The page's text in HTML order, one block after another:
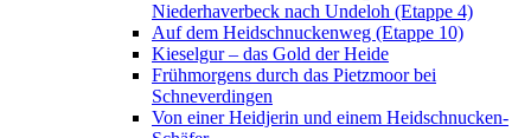
Niederhaverbeck nach Undeloh (Etappe 4)
Auf dem Heidschnuckenweg (Etappe 10)
Kieselgur – das Gold der Heide
Frühmorgens durch das Pietzmoor bei
Schneverdingen
Von einer Heidjerin und einem Heidschnucken-